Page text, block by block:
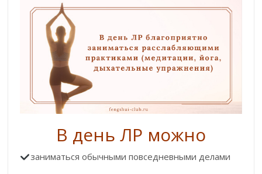
В день ЛР можно
заниматься обычными повседневными делами